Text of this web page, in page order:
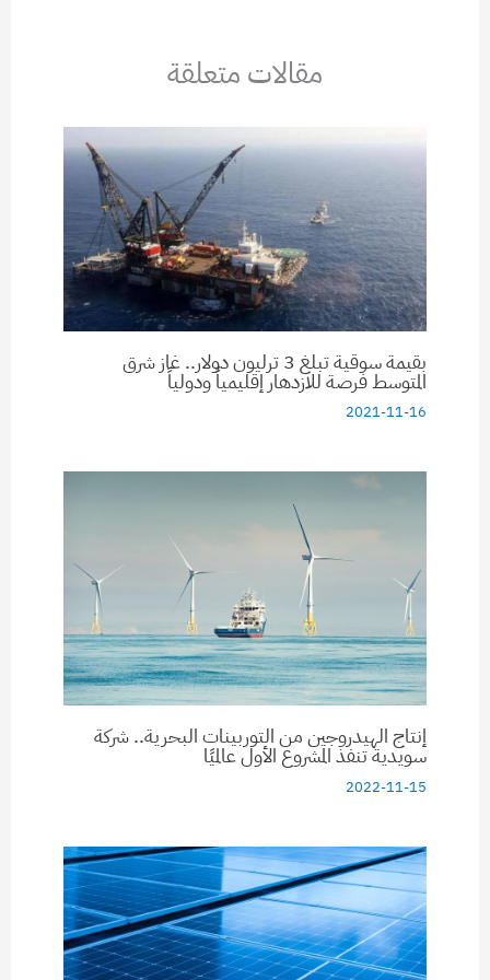
مقالات متعلقة
بقيمة سوقية تبلغ 3 ترليون دولار.. غاز شرق
المتوسط فرصة للازدهار إقليمياً ودولياً
2021-11-16
إنتاج الهيدروجين من التوربينات البحرية.. شركة
سويدية تنفذ المشروع الأول عالميًا
2022-11-15